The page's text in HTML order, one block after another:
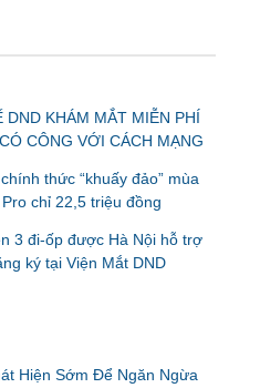
DND KHÁM MẮT MIỄN PHÍ
CÔNG VỚI CÁCH MẠNG
thức “khuấy đảo” mùa
chỉ 22,5 triệu đồng
3 đi-ốp được Hà Nội hỗ trợ
ký tại Viện Mắt DND
Hiện Sớm Để Ngăn Ngừa